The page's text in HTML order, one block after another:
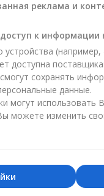
реклама и
к информации
доступна
сохранять
данные.
могут использовать
можете изменить